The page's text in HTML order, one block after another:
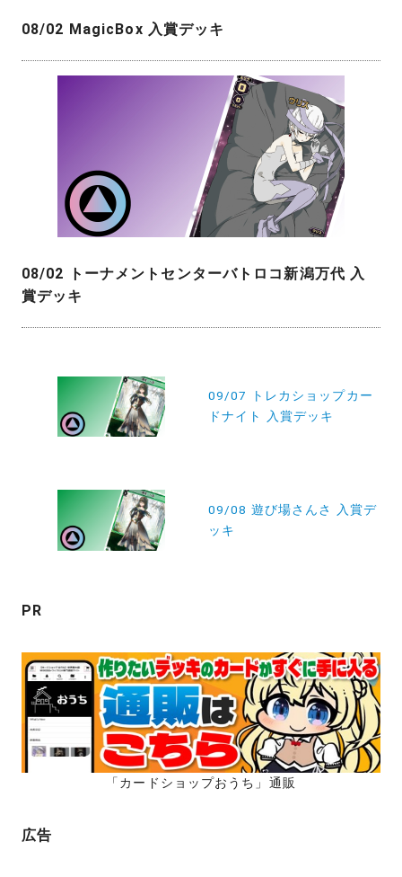
08/02 MagicBox 入賞デッキ
08/02 トーナメントセンターバトロコ新潟万代 入
賞デッキ
ン
09/07 トレカショップカー
ドナイト 入賞デッキ
09/08 遊び場さんさ 入賞デ
ッキ
PR
「カードショップおうち」通販
広告